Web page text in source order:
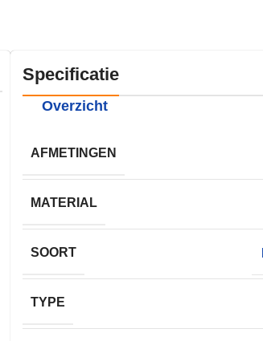
Specificatie
Overzicht
AFMETINGEN
MATERIAL
SOORT
TYPE